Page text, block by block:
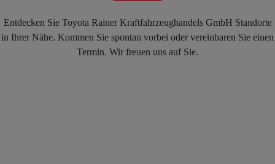
Entdecken Sie Toyota Rainer Kraftfahrzeughandels GmbH Standorte
in Ihrer Nähe. Kommen Sie spontan vorbei oder vereinbaren Sie einen
Termin. Wir freuen uns auf Sie.